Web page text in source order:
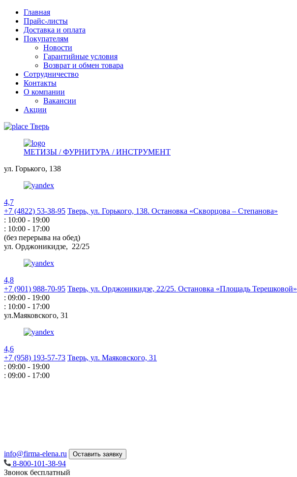
Главная
Прайс-листы
Доставка и оплата
Покупателям
Новости
Гарантийные условия
Возврат и обмен товара
Сотрудничество
Контакты
О компании
Вакансии
Акции
Тверь
МЕТИЗЫ / ФУРНИТУРА / ИНСТРУМЕНТ
ул. Горького, 138
4,7
+7 (4822) 53-38-95 Тверь, ул. Горького, 138. Остановка «Скворцова – Степанова»
: 10:00 - 19:00
: 10:00 - 17:00
(без перерыва на обед)
ул. Орджоникидзе, 22/25
4,8
+7 (901) 988-70-95 Тверь, ул. Орджоникидзе, 22/25. Остановка «Площадь Терешковой»
: 09:00 - 19:00
: 10:00 - 17:00
ул.Маяковского, 31
4,6
+7 (958) 193-57-73 Тверь, ул. Маяковского, 31
: 09:00 - 19:00
: 09:00 - 17:00
info@firma-elena.ru Оставить заявку
8-800-101-38-94
Звонок бесплатный